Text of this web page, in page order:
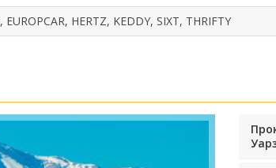
EUROPCAR, HERTZ, KEDDY, SIXT, THRIFTY